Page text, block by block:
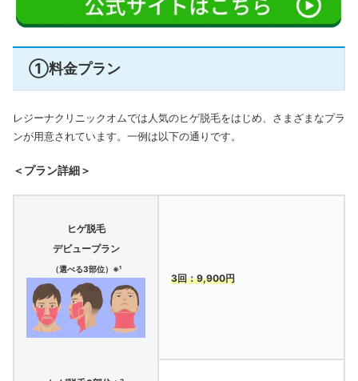
①料金プラン
レジーナクリニックオムでは人気のヒゲ脱毛をはじめ、さまざまなプラ
ンが用意されています。一例は以下の通りです。
＜プラン詳細＞
ヒゲ脱毛
デビュープラン
（選べる3部位）※¹
3回：9,900円